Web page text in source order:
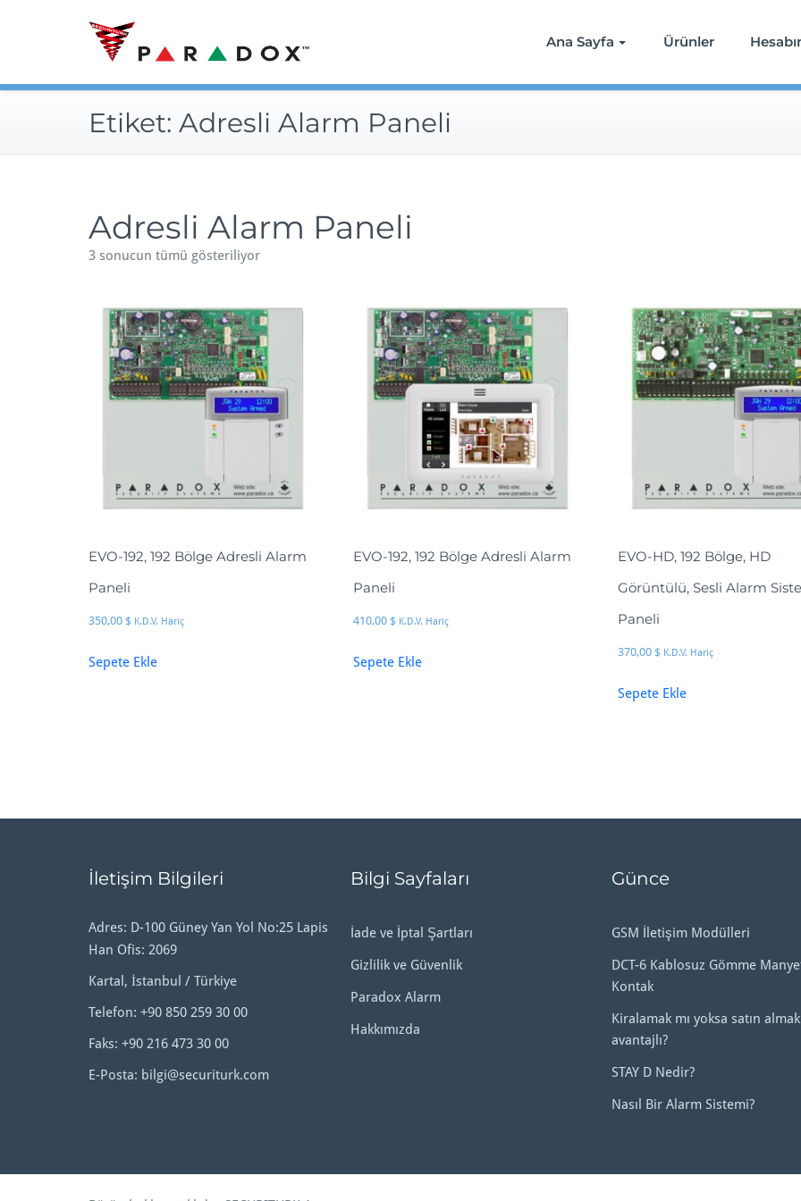
Ana Sayfa Ürünler
Etiket: Adresli Alarm Paneli
Adresli Alarm Paneli
3 sonucun tümü gösteriliyor
EVO-192, 192 Bölge Adresli Alarm
Paneli
350,00 $ K.D.V. Hariç
Sepete Ekle
EVO-192, 192 Bölge Adresli Alarm
Paneli
410,00 $ K.D.V. Hariç
Sepete Ekle
EVO-HD, 192 Bölge, HD
Görüntülü, Sesli Alarm
Paneli
370,00 $ K.D.V. Hariç
Sepete Ekle
İletişim Bilgileri
Adres: D-100 Güney Yan Yol No:25 Lapis
Han Ofis: 2069
Kartal, İstanbul / Türkiye
Telefon: +90 850 259 30 00
Faks: +90 216 473 30 00
E-Posta: bilgi@securiturk.com
Bilgi Sayfaları
İade ve İptal Şartları
Gizlilik ve Güvenlik
Paradox Alarm
Hakkımızda
Günce
GSM İletişim Modülleri
DCT-6 Kablosuz Gömme
Kontak
Kiralamak mı yoksa satın almak
avantajlı?
STAY D Nedir?
Nasıl Bir Alarm Sistemi?